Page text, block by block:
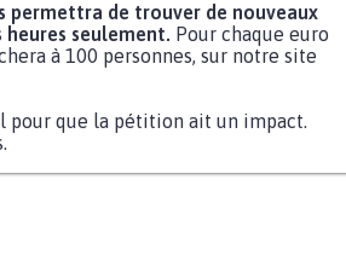
permettra de trouver de nouveaux
heures seulement. Pour chaque euro
à 100 personnes, sur notre site
pour que la pétition ait un impact.